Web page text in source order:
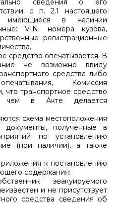
с п. 2.1 настоящего
в наличии
VIN; номера кузова,
регистрационные
средство опечатывается. В
не возможно ввиду
средства либо
Комиссия
транспортное средство
чем в Акте делается
схема местоположения
документы, полученные в
по установлению
(при наличии), а также
к постановлению
содержания:
эвакуируемого
и не присутствует
средства сведения об